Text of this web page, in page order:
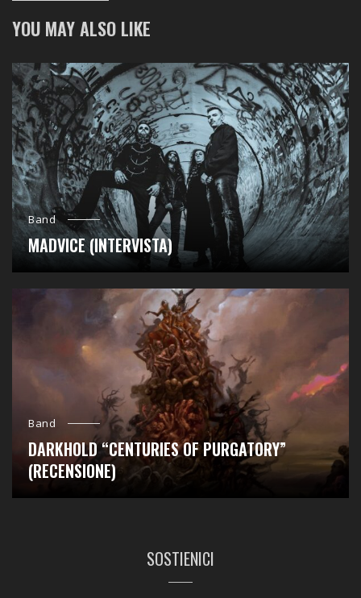
YOU MAY ALSO LIKE
Band
MADVICE (INTERVISTA)
Band
DARKHOLD “CENTURIES OF PURGATORY”
(RECENSIONE)
SOSTIENICI